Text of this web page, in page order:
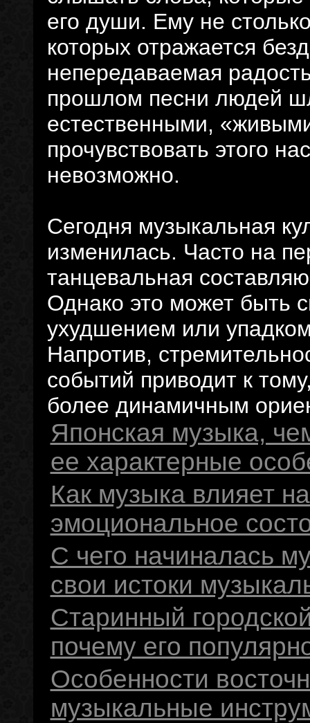
его души. Ему не
которых отражается
непередаваемая
прошлом песни людей
естественными,
прочувствовать этого
невозможно.
Сегодня музыкальная
изменилась. Часто на
танцевальная
Однако это может быть
ухудшением или
Напротив,
событий приводит к
более динамичным
Японская музыка,
ее характерные
Как музыка влияет
эмоциональное
С чего начиналась
свои истоки
Старинный
почему его
Особенности
музыкальные